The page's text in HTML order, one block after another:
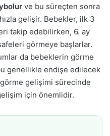
ve bu süreçten sonra
gelişir. Bebekler, ilk 3
takip edebilirken, 6. ay
görmeye başlarlar.
da bebeklerin görme
genellikle endişe edilecek
gelişimi sürecinde
için önemlidir.